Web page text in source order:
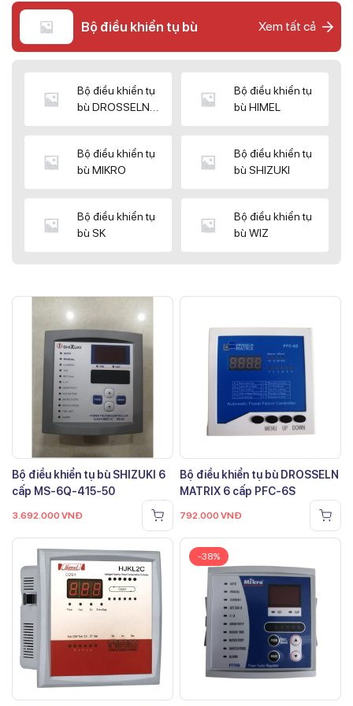
Bộ điều khiển tụ bù Xem tất cả
Bộ điều khiển tụ
bù DROSSELN
Bộ điều khiển tụ
bù HIMEL
Bộ điều khiển tụ
bù MIKRO
Bộ điều khiển tụ
bù SHIZUKI
Bộ điều khiển tụ
bù SK
Bộ điều khiển tụ
bù WIZ
Bộ điều khiển tụ bù SHIZUKI 6
cấp MS-6Q-415-50
3.692.000 VNĐ
Bộ điều khiển tụ bù DROSSELN
MATRIX 6 cấp PFC-6S
792.000 VNĐ
-38%